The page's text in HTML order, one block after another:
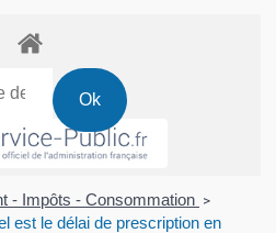
- Impôts - Consommation >
est le délai de prescription en